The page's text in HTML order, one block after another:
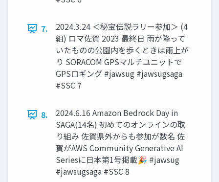
7.
2024.3.24 ＜秘宝伝説ラリー参加＞ (4
組) ロマ佐賀 2023 最終日 雨が降って
いたものの公園内を歩くときは雨上が
り SORACOM GPSマルチユニットで
GPSロギング #jawsug #jawsugsaga
#SSC 7
8.
2024.6.16 Amazon Bedrock Day in
SAGA(14名) 初めてのオンラインの取
り組み 佐賀県外からも参加が数名 佐
賀がAWS Community Generative AI
Seriesに日本第1号掲載🎉 #jawsug
#jawsugsaga #SSC 8